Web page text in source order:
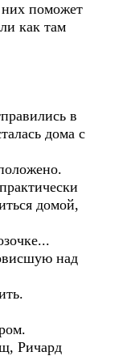
них поможет
как там
в
дома с
домой,
над
Ричард